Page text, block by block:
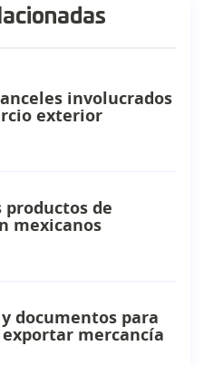
involucrados
exterior
productos de
mexicanos
documentos para
mercancía